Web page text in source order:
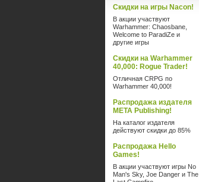
Скидки на игры Nacon!
В акции участвуют
Warhammer: Chaosbane,
Welcome to ParadiZe и
другие игры
Скидки на Warhammer
40,000: Rogue Trader!
Отличная CRPG по
Warhammer 40,000!
Распродажа издателя
META Publishing!
На каталог издателя
действуют скидки до 85%
Распродажа Hello
Games!
В акции участвуют игры No
Man's Sky, Joe Danger и The